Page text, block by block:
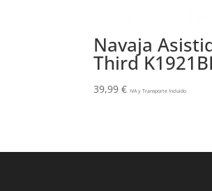
Navaja
Third
39,99€ IVA y Transporte Incluido